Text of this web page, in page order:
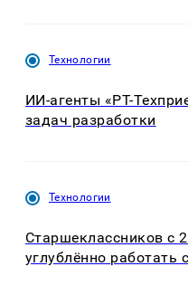
Технологии
ИИ-агенты «РТ-
задач разработки
Технологии
Старшеклассников с
углублённо работать